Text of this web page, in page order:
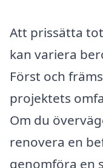
Att prissätta
kan variera
Först och
projektets
Om du
renovera en
genomföra en